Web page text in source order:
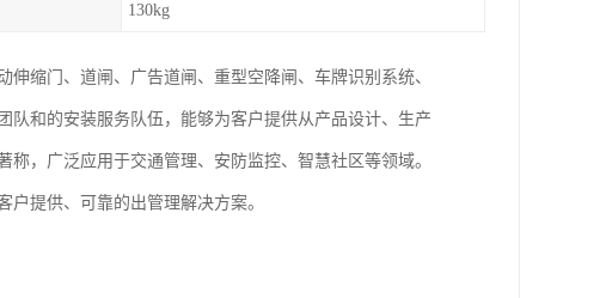
130kg
缩门、道闸、广告道闸、重型空降闸、车牌识别系统、
队和的安装服务队伍，能够为客户提供从产品设计、生产
，广泛应用于交通管理、安防监控、智慧社区等领域。
提供、可靠的出管理解决方案。